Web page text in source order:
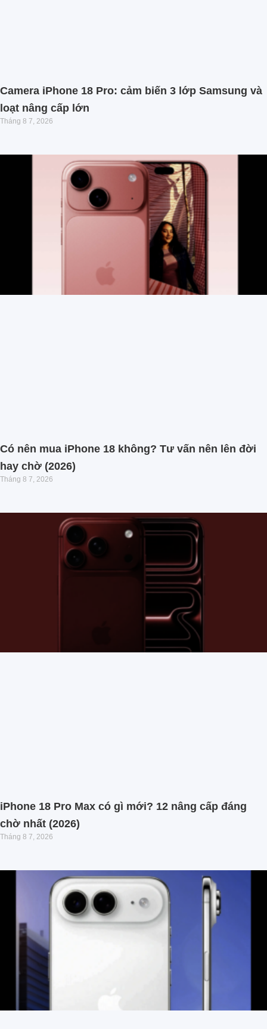
Camera iPhone 18 Pro: cảm biến 3 lớp Samsung và
loạt nâng cấp lớn
Tháng 8 7, 2026
Có nên mua iPhone 18 không? Tư vấn nên lên đời
hay chờ (2026)
Tháng 8 7, 2026
iPhone 18 Pro Max có gì mới? 12 nâng cấp đáng
chờ nhất (2026)
Tháng 8 7, 2026